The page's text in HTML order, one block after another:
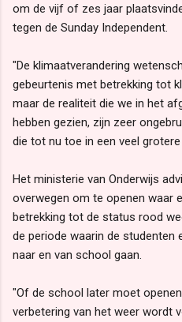
om de vijf of zes jaar
tegen de Sunday Independent.
"De klimaatverandering
gebeurtenis met betrekking tot
maar de realiteit die we in het
hebben gezien, zijn zeer
die tot nu toe in een veel
Het ministerie van Onderwijs
overwegen om te openen waar
betrekking tot de status rood
de periode waarin de studenten
naar en van school gaan.
"Of de school later moet
verbetering van het weer wordt